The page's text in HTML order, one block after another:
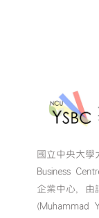
國立中央大學
Business
企業中心，
(Muhammad